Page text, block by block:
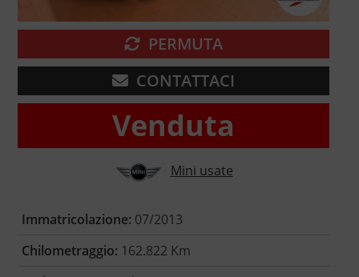
PERMUTA
CONTATTACI
Venduta
Mini usate
Immatricolazione: 07/2013
Chilometraggio: 162.822 Km